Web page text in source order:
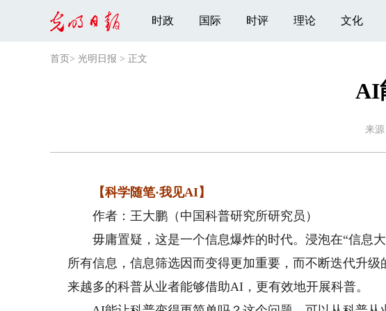
时政 国际 时评 理论 文化
首页 > 光明日报 > 正文
AI
来源
【科学随笔·我见AI】
作者：王大鹏（中国科普研究所研究员）
毋庸置疑，这是一个信息爆炸的时代。浸泡在“信息大
所有信息，信息筛选因而变得更加重要，而不断迭代升
来越多的科普从业者能够借助AI，更有效地开展科普。